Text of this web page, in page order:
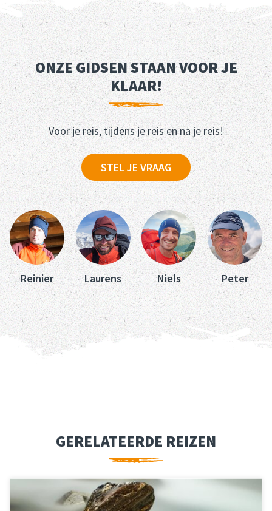
ONZE GIDSEN STAAN VOOR JE
KLAAR!
Voor je reis, tijdens je reis en na je reis!
STEL JE VRAAG
Reinier Laurens Niels Peter
GERELATEERDE REIZEN